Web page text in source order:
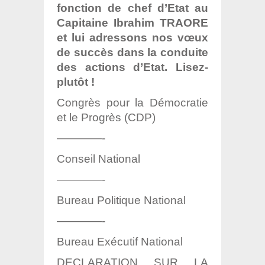
fonction de chef d’Etat au
Capitaine Ibrahim TRAORE
et lui adressons nos vœux
de succès dans la conduite
des actions d’Etat. Lisez-
plutôt !
Congrès pour la Démocratie
et le Progrès (CDP)
————-
Conseil National
————-
Bureau Politique National
————-
Bureau Exécutif National
DECLARATION SUR LA